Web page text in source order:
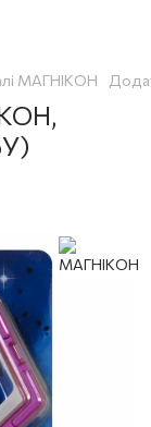
МАГНІКОН